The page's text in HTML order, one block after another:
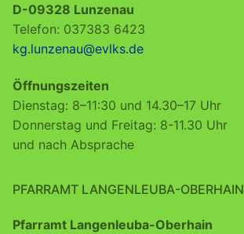
D-09328 Lunzenau
Telefon: 037383 6423
kg.lunzenau@evlks.de
Öffnungszeiten
Dienstag: 8–11:30 und 14.30–17 Uhr
Donnerstag und Freitag: 8-11.30 Uhr
und nach Absprache
PFARRAMT LANGENLEUBA-OBERHAIN
Pfarramt Langenleuba-Oberhain